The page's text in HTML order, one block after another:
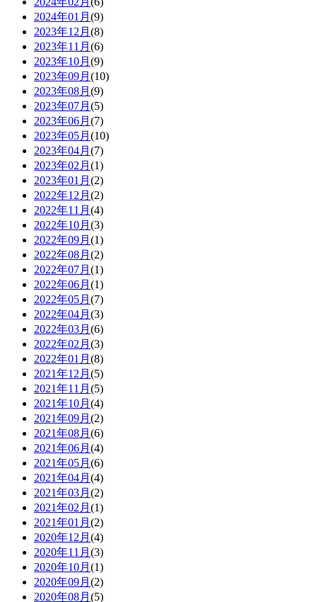
2024年01月 (9)
2023年12月 (8)
2023年11月 (6)
2023年10月 (9)
2023年09月 (10)
2023年08月 (9)
2023年07月 (5)
2023年06月 (7)
2023年05月 (10)
2023年04月 (7)
2023年02月 (1)
2023年01月 (2)
2022年12月 (2)
2022年11月 (4)
2022年10月 (3)
2022年09月 (1)
2022年08月 (2)
2022年07月 (1)
2022年06月 (1)
2022年05月 (7)
2022年04月 (3)
2022年03月 (6)
2022年02月 (3)
2022年01月 (8)
2021年12月 (5)
2021年11月 (5)
2021年10月 (4)
2021年09月 (2)
2021年08月 (6)
2021年06月 (4)
2021年05月 (6)
2021年04月 (4)
2021年03月 (2)
2021年02月 (1)
2021年01月 (2)
2020年12月 (4)
2020年11月 (3)
2020年10月 (1)
2020年09月 (2)
2020年08月 (5)